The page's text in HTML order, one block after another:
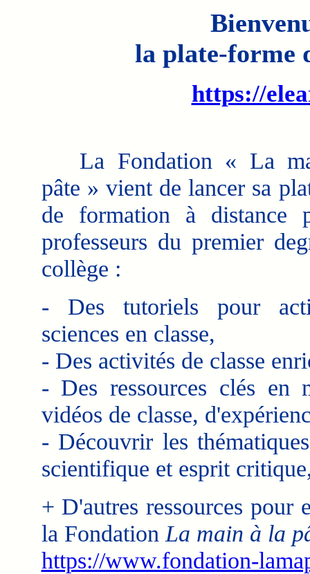
la plate-forme
https://
La Fondation « La
pâte » vient de lancer sa
de formation à distance
professeurs du premier
collège :
- Des tutoriels pour
sciences en classe,
- Des activités de classe
- Des ressources clés en
vidéos de classe,
- Découvrir les
scientifique et esprit
+ D'autres ressources pour
la Fondation La main à la
https://www.fondation-